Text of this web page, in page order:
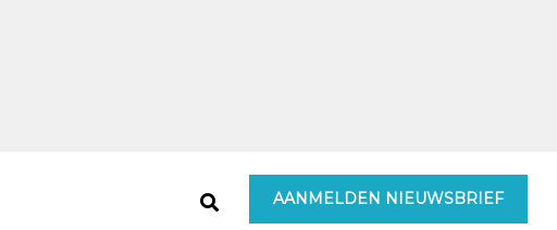
AANMELDEN NIEUWSBRIEF